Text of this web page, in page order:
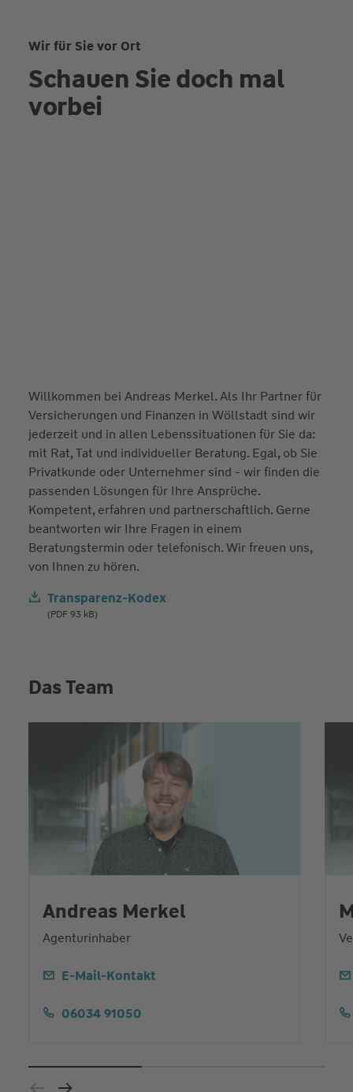
Wir für Sie vor Ort
Schauen Sie doch mal
vorbei
Willkommen bei Andreas Merkel. Als Ihr Partner für
Versicherungen und Finanzen in Wöllstadt sind wir
jederzeit und in allen Lebenssituationen für Sie da:
mit Rat, Tat und individueller Beratung. Egal, ob Sie
Privatkunde oder Unternehmer sind - wir finden die
passenden Lösungen für Ihre Ansprüche.
Kompetent, erfahren und partnerschaftlich. Gerne
beantworten wir Ihre Fragen in einem
Beratungstermin oder telefonisch. Wir freuen uns,
von Ihnen zu hören.
Transparenz-Kodex
(PDF 93 kB)
Das Team
Andreas Merkel
Agenturinhaber
E-Mail-Kontakt
06034 91050